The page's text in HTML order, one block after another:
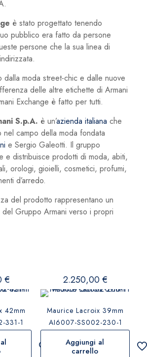
è stato progettato tenendo
pubblico era fatto da persone
persone che la sua linea di
dalla moda street-chic e dalle nuove
delle altre etichette di Armani
Exchange è fatto per tutti.
S.p.A. è un’azienda italiana che
campo della moda fondata
e Sergio Galeotti. Il gruppo
e distribuisce prodotti di moda, abiti,
orologi, gioielli, cosmetici, profumi,
d’arredo.
del prodotto rappresentano un
Gruppo Armani verso i propri
€
42mm
331-1
2.250,00€
Maurice Lacroix 39mm
AI6007-SS002-230-1
Aggiungi al
carrello